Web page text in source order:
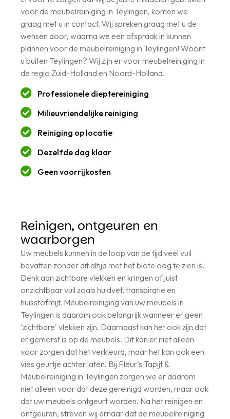
voor de meubelreiniging in Teylingen, komen we
graag met u in contact. Wij spreken graag met u de
wensen door, waarna we een afspraak in kunnen
plannen voor de meubelreiniging in Teylingen! Woont
u buiten Teylingen? Wij zijn er voor meubelreiniging in
de regio Zuid-Holland en Noord-Holland.
Professionele dieptereiniging
Milieuvriendelijke reiniging
Reiniging op locatie
Dezelfde dag klaar
Geen voorrijkosten
Reinigen, ontgeuren en
waarborgen
Uw meubels kunnen in de loop van de tijd veel vuil
bevatten zonder dit altijd met het blote oog te zien is.
Denk aan zichtbare vlekken en kringen of juist
onzichtbaar vuil zoals huidvet, transpiratie en
huisstofmijt. Meubelreiniging van uw meubels in
Teylingen is daarom ook belangrijk wanneer er geen
‘zichtbare’ vlekken zijn. Daarnaast kan het ook zijn dat
er gemorst is op de meubels. Dit kan er niet alleen
voor zorgen dat het verkleurd, maar het kan ook een
vies geurtje achter laten. Bij Fleur’s Tapijt &
Meubelreiniging in Teylingen zorgen we er daarom
niet alleen voor dat deze gereinigd worden, maar ook
dat uw meubels ontgeurt worden. Na het reinigen en
ontgeuren, streven wij ernaar dat de meubelreiniging